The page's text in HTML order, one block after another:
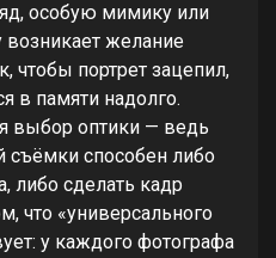
особую мимику или
возникает желание
чтобы портрет зацепил,
в памяти надолго.
выбор оптики — ведь
съёмки способен либо
либо сделать кадр
что «универсального
у каждого фотографа